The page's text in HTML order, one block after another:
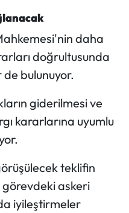
daha
doğrultusunda
de bulunuyor.
giderilmesi ve
kararlarına uyumlu
teklifin
görevdeki askeri
iyileştirmeler